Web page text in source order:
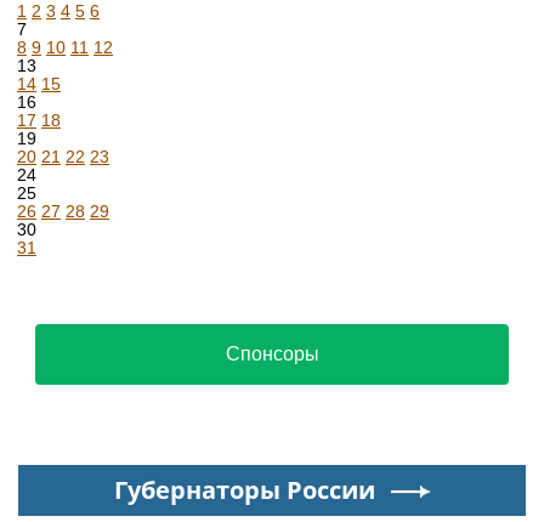
1 2 3 4 5 6
7
8 9 10 11 12
13
14 15
16
17 18
19
20 21 22 23
24
25
26 27 28 29
30
31
Спонсоры
Губернаторы России